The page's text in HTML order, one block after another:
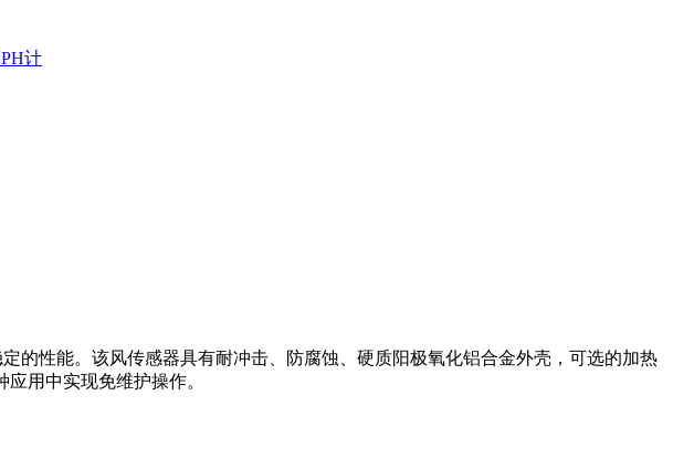
计
的性能。该风传感器具有耐冲击、防腐蚀、硬质阳极氧化铝合金外壳，可选的加热
用中实现免维护操作。